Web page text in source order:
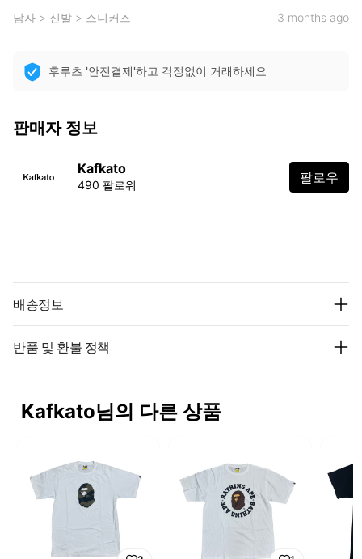
남자 > 신발 > 스니커즈 3 months ago
후루츠 '안전결제'하고 걱정없이 거래하세요
판매자 정보
Kafkato
490 팔로워 팔로우
배송정보
반품 및 환불 정책
Kafkato님의 다른 상품